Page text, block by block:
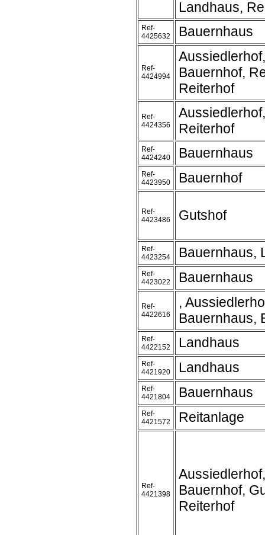
Landhaus,
Ref-
4425632
Bauernhaus
Ref-
4424994
Bauernhof,
Reiterhof
Ref-
4424356
Reiterhof
Ref-
4424240
Bauernhaus
Ref-
4423950
Bauernhof
Ref-
4423486
Gutshof
Ref-
4423254
Bauernhaus,
Ref-
4423022
Bauernhaus
Ref-
4422616
,
Bauernhaus,
Ref-
4422152
Landhaus
Ref-
4421920
Landhaus
Ref-
4421804
Bauernhaus
Ref-
4421572
Reitanlage
Ref-
4421398
Bauernhof,
Reiterhof